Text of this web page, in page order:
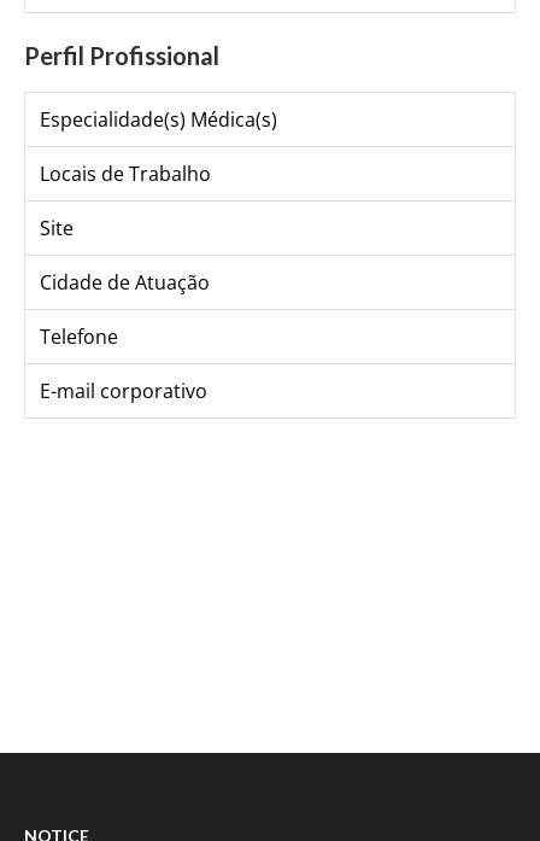
Perfil Profissional
Especialidade(s) Médica(s)
Locais de Trabalho
Site
Cidade de Atuação
Telefone
E-mail corporativo
NOTICE